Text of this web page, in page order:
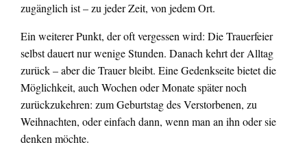
zugänglich ist – zu jeder Zeit, von jedem Ort.
Ein weiterer Punkt, der oft vergessen wird: Die Trauerfeier
selbst dauert nur wenige Stunden. Danach kehrt der Alltag
zurück – aber die Trauer bleibt. Eine Gedenkseite bietet die
Möglichkeit, auch Wochen oder Monate später noch
zurückzukehren: zum Geburtstag des Verstorbenen, zu
Weihnachten, oder einfach dann, wenn man an ihn oder sie
denken möchte.